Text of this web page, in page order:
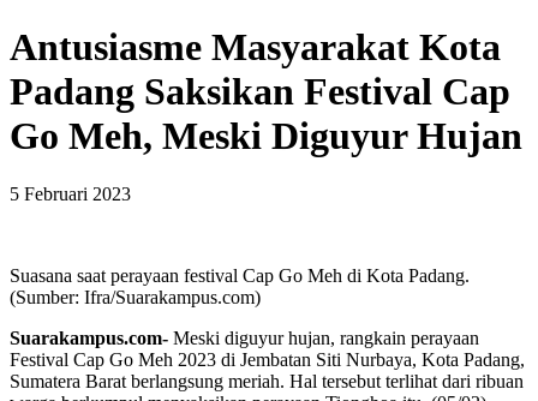
Antusiasme Masyarakat Kota
Padang Saksikan Festival Cap
Go Meh, Meski Diguyur Hujan
5 Februari 2023
Suasana saat perayaan festival Cap Go Meh di Kota Padang.
(Sumber: Ifra/Suarakampus.com)
Suarakampus.com- Meski diguyur hujan, rangkain perayaan
Festival Cap Go Meh 2023 di Jembatan Siti Nurbaya, Kota Padang,
Sumatera Barat berlangsung meriah. Hal tersebut terlihat dari ribuan